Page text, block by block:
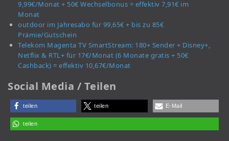
9,99€/Monat + 50€ Wechselbonus = effektiv 7,91€ im
Monat
outdoor im Jahresabo für 99,65€ + bis zu 85€
Prämie/Gutschein
Telekom Magenta TV SmartStream: 180+ Sender + Disney+,
Netflix & RTL+ für 17€/Monat (6 Monate gratis + 50€
Cashback) = effektiv 10,67€/Monat
Social Media / Teilen
teilen teilen E-Mail
teilen